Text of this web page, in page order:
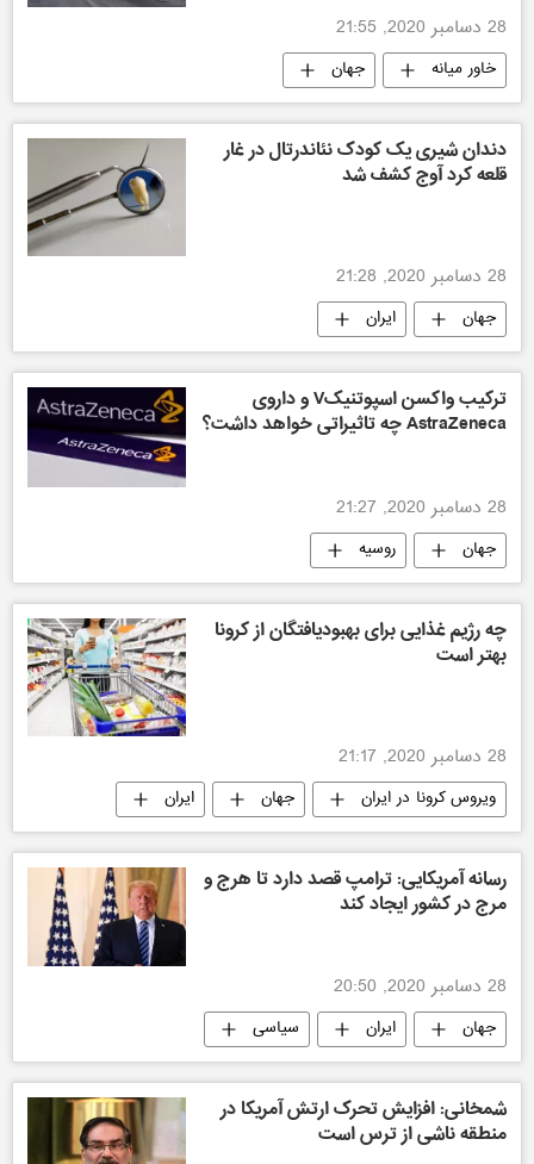
28 دسامبر 2020, 21:55
خاور میانه جهان
دندان شیری یک کودک نئاندرتال در غار
قلعه کرد آوج کشف شد
28 دسامبر 2020, 21:28
جهان ایران
ترکیب واکسن اسپوتنیکV و داروی
AstraZeneca چه تاثیراتی خواهد داشت؟
28 دسامبر 2020, 21:27
جهان روسیه
چه رژیم غذایی برای بهبودیافتگان از کرونا
بهتر است
28 دسامبر 2020, 21:17
ویروس کرونا در ایران جهان ایران
رسانه آمریکایی: ترامپ قصد دارد تا هرج و
مرج در کشور ایجاد کند
28 دسامبر 2020, 20:50
جهان ایران سیاسی
شمخانی: افزایش تحرک ارتش آمریکا در
منطقه ناشی از ترس است